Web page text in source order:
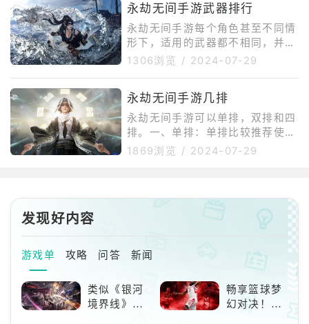
双抓的成功率就会大大提高。宁红
夜+迦南：宁红夜的控制，配合迦
南的点杀，可以快
dows1064-bit操作系统，Inteli
54代或AMDFX6300处理器，8G
BRAM内存，NVIDlAGeForceGT
X650Tl、IntelArcA380或AMD
HD6950及同等型号显卡以及50G
B可用空间。
永劫无间手游武器排行
永劫无间手游每个角色甚至不同情
形下，适用的武器都不相同，并且
武器的适用程度也受玩家个人手感
武器的特点：1、长剑：蓄力招式
距离远并且是单次伤害，打团帮队
友拆伙非常好用。但蓄力攻击伤害
低，机动性不高。需要远距离蓄力
加闪避就可以不用担心被振刀的打
锁接浮空连段接竖劈。而且这个连
1306浏览 / 2024-07-29
永劫无间手游几排
永劫无间手游可以单排，双排和四
排。一、单排：单排比较推荐使用
火男、迦南、宁红夜。季沧海凭借
还能隐身和点杀,也是单排首选。
宁红夜控制能力较强，单排能力也
比较强。二、双排：天海+迦南：
天海变身后的抓是可以被闪避躲掉
的，但如果配合上迦南大招的隐
双抓的成功率就会大大提高。宁红
夜+迦南：宁
1869浏览 / 2024-07-29
发现好内容
游戏单 攻略 问答 新闻
类似《银河
境界线》的
畅享篮球梦
幻对决！